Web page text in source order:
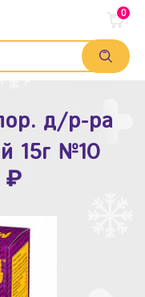
0
д/р-ра
15г №10
₽
10мг №10
₽